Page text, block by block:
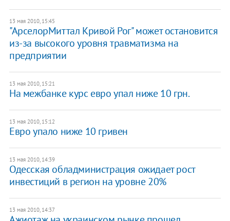
13 мая 2010, 15:45
"АрселорМиттал Кривой Рог" может остановится
из-за высокого уровня травматизма на
предприятии
13 мая 2010, 15:21
На межбанке курс евро упал ниже 10 грн.
13 мая 2010, 15:12
Евро упало ниже 10 гривен
13 мая 2010, 14:39
Одесская обладминистрация ожидает рост
инвестиций в регион на уровне 20%
13 мая 2010, 14:37